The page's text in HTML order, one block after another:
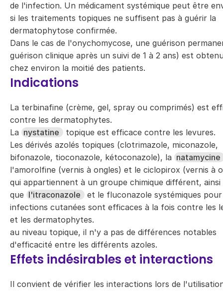
de l'infection. Un médicament systémique peut être
si les traitements topiques ne suffisent pas à guérir la
dermatophytose confirmée.
Dans le cas de l'onychomycose, une guérison
guérison clinique après un suivi de 1 à 2 ans) est
chez environ la moitié des patients.
Indications
La terbinafine (crème, gel, spray ou comprimés) est
contre les dermatophytes.
La nystatine
topique est efficace contre les levures.
Les dérivés azolés topiques (clotrimazole, miconazole,
bifonazole, tioconazole, kétoconazole), la natamycine
l'amorolfine (vernis à ongles) et le ciclopirox (vernis à
qui appartiennent à un groupe chimique différent, ainsi
que l'itraconazole
et le fluconazole systémiques
infections cutanées sont efficaces à la fois contre les
et les dermatophytes.
au niveau topique, il n'y a pas de différences notables
d'efficacité entre les différents azoles.
Effets indésirables et interactions
Il convient de vérifier les interactions lors de